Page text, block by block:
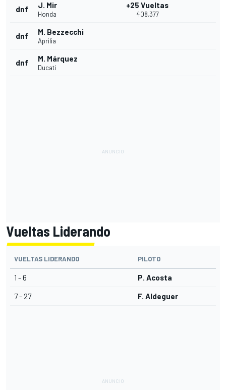
dnf J. Mir
Honda
+25 Vueltas
4'08.377
dnf M. Bezzecchi
Aprilia
dnf M. Márquez
Ducati
Vueltas Liderando
VUELTAS LIDERANDO PILOTO
1 - 6 P. Acosta
7 - 27 F. Aldeguer